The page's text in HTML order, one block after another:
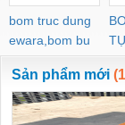
bom truc dung
ewara,bom bu
ewara
Sản phẩm mới